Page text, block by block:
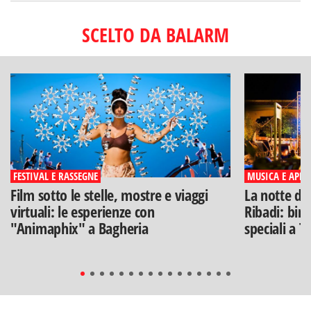
SCELTO DA BALARM
FESTIVAL E RASSEGNE
Film sotto le stelle, mostre e viaggi
virtuali: le esperienze con
"Animaphix" a Bagheria
MUSICA E
La notte di
Ribadi:
speciali a